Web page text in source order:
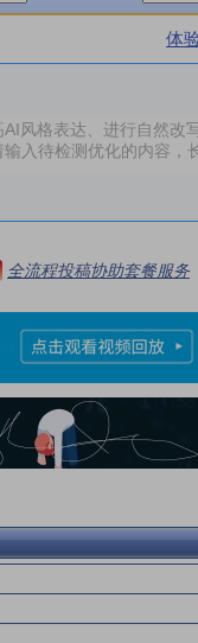
体
全流程投稿协助套餐服务